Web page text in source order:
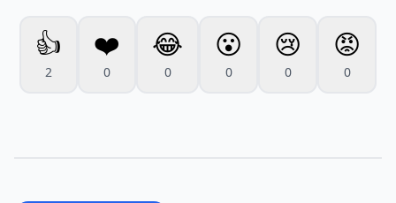
👍
2
❤️
0
😂
0
😮
0
😢
0
😡
0